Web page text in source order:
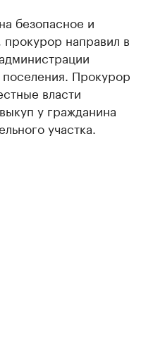
безопасное и
направил в
Прокурор
власти
у гражданина
участка.